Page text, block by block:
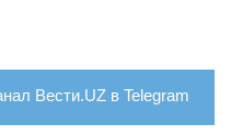
Вести.UZ в Telegram